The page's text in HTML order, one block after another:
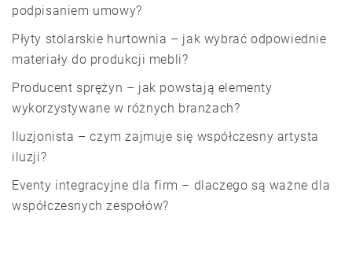
podpisaniem umowy?
Płyty stolarskie hurtownia – jak wybrać odpowiednie
materiały do produkcji mebli?
Producent sprężyn – jak powstają elementy
wykorzystywane w różnych branżach?
Iluzjonista – czym zajmuje się współczesny artysta
iluzji?
Eventy integracyjne dla firm – dlaczego są ważne dla
współczesnych zespołów?